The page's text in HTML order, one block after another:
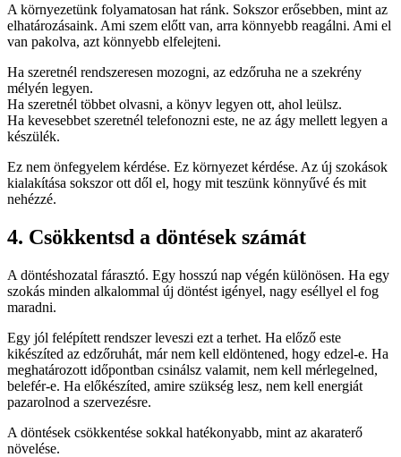
A környezetünk folyamatosan hat ránk. Sokszor erősebben, mint az
elhatározásaink. Ami szem előtt van, arra könnyebb reagálni. Ami el
van pakolva, azt könnyebb elfelejteni.
Ha szeretnél rendszeresen mozogni, az edzőruha ne a szekrény
mélyén legyen.
Ha szeretnél többet olvasni, a könyv legyen ott, ahol leülsz.
Ha kevesebbet szeretnél telefonozni este, ne az ágy mellett legyen a
készülék.
Ez nem önfegyelem kérdése. Ez környezet kérdése. Az új szokások
kialakítása sokszor ott dől el, hogy mit teszünk könnyűvé és mit
nehézzé.
4. Csökkentsd a döntések számát
A döntéshozatal fárasztó. Egy hosszú nap végén különösen. Ha egy
szokás minden alkalommal új döntést igényel, nagy eséllyel el fog
maradni.
Egy jól felépített rendszer leveszi ezt a terhet. Ha előző este
kikészíted az edzőruhát, már nem kell eldöntened, hogy edzel-e. Ha
meghatározott időpontban csinálsz valamit, nem kell mérlegelned,
belefér-e. Ha előkészíted, amire szükség lesz, nem kell energiát
pazarolnod a szervezésre.
A döntések csökkentése sokkal hatékonyabb, mint az akaraterő
növelése.